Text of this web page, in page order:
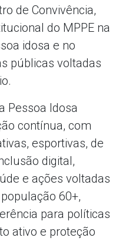
de Convivência,
do MPPE na
idosa e no
públicas voltadas
Pessoa Idosa
contínua, com
esportivas, de
digital,
e ações voltadas
60+,
para políticas
ativo e proteção